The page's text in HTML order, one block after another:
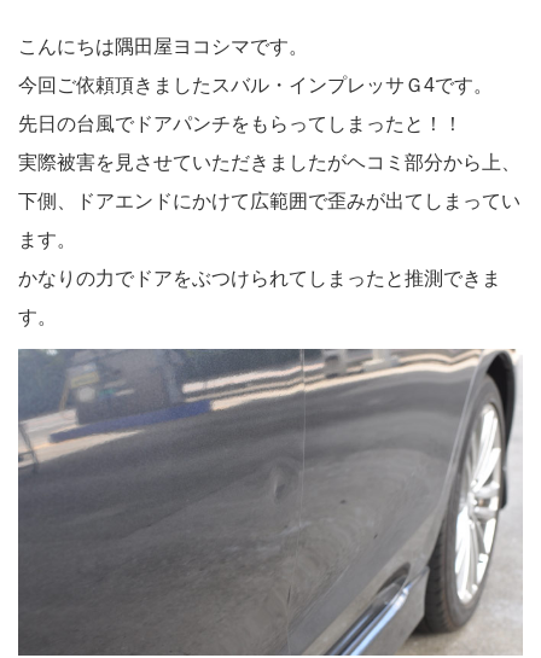
こんにちは隅田屋ヨコシマです。
今回ご依頼頂きましたスバル・インプレッサＧ4です。
先日の台風でドアパンチをもらってしまったと！！
実際被害を見させていただきましたがヘコミ部分から上、
下側、ドアエンドにかけて広範囲で歪みが出てしまってい
ます。
かなりの力でドアをぶつけられてしまったと推測できま
す。